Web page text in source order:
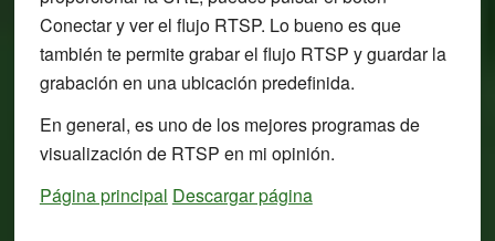
Conectar y ver el flujo RTSP. Lo bueno es que
también te permite grabar el flujo RTSP y guardar la
grabación en una ubicación predefinida.
En general, es uno de los mejores programas de
visualización de RTSP en mi opinión.
Página principal Descargar página